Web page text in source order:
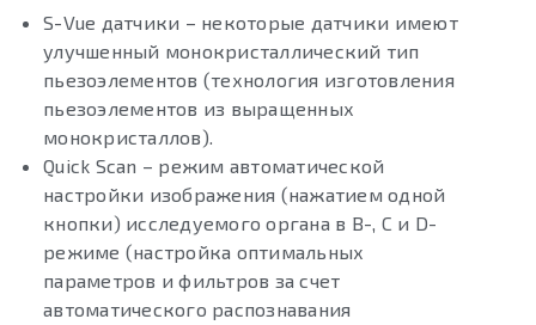
S-Vue датчики – некоторые датчики имеют
улучшенный монокристаллический тип
пьезоэлементов (технология изготовления
пьезоэлементов из выращенных
монокристаллов).
Quick Scan – режим автоматической
настройки изображения (нажатием одной
кнопки) исследуемого органа в B-, C и D-
режиме (настройка оптимальных
параметров и фильтров за счет
автоматического распознавания